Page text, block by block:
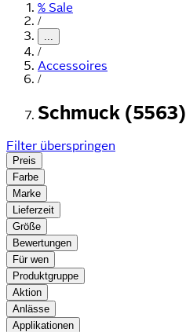
% Sale
/
...
/
Accessoires
/
Schmuck (5563)
Filter überspringen
Preis
Farbe
Marke
Lieferzeit
Größe
Bewertungen
Für wen
Produktgruppe
Aktion
Anlässe
Applikationen